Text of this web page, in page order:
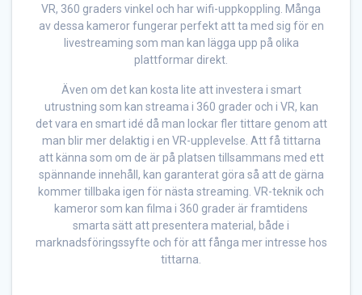
VR, 360 graders vinkel och har wifi-uppkoppling. Många
av dessa kameror fungerar perfekt att ta med sig för en
livestreaming som man kan lägga upp på olika
plattformar direkt.
Även om det kan kosta lite att investera i smart
utrustning som kan streama i 360 grader och i VR, kan
det vara en smart idé då man lockar fler tittare genom att
man blir mer delaktig i en VR-upplevelse. Att få tittarna
att känna som om de är på platsen tillsammans med ett
spännande innehåll, kan garanterat göra så att de gärna
kommer tillbaka igen för nästa streaming. VR-teknik och
kameror som kan filma i 360 grader är framtidens
smarta sätt att presentera material, både i
marknadsföringssyfte och för att fånga mer intresse hos
tittarna.